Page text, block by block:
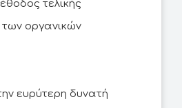
τελικής
των οργανικών
την ευρύτερη δυνατή